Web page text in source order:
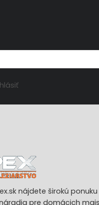
nájdete širokú ponuku
pre domácich